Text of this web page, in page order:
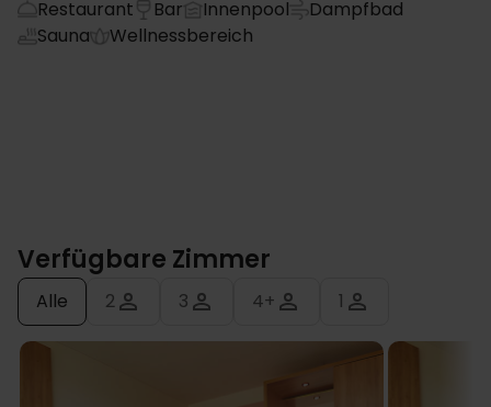
Restaurant Bar Innenpool
Dampfbad
Sauna
Wellnessbereich
Verfügbare Zimmer
Alle 2 3 4+ 1